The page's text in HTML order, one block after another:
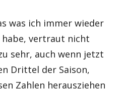
was ich immer wieder
habe, vertraut nicht
sehr, auch wenn jetzt
Drittel der Saison,
Zahlen herausziehen